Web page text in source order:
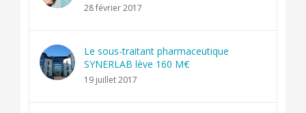
28 février 2017
Le sous-traitant pharmaceutique
SYNERLAB lève 160 M€
19 juillet 2017